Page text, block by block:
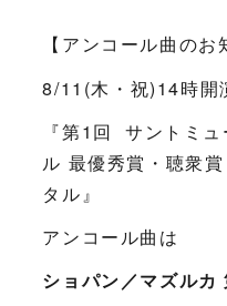
【アンコール曲のお
8/11(木・祝)14時開
『第1回 サントミ
ル 最優秀賞・聴衆
タル』
アンコール曲は
ショパン／マズル